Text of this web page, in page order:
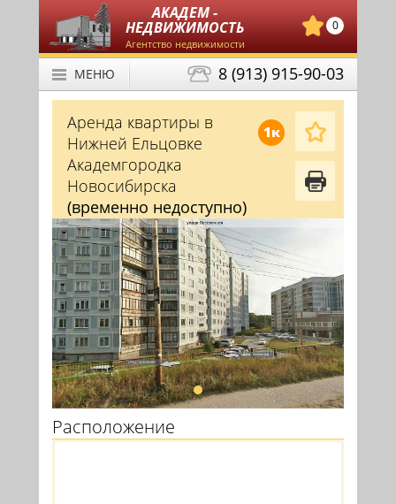
АКАДЕМ -
НЕДВИЖИМОСТЬ
Агентство недвижимости
0
8 (913) 915-90-03
МЕНЮ
1к
Аренда квартиры в
Нижней Ельцовке
Академгородка
Новосибирска
(временно недоступно)
Расположение